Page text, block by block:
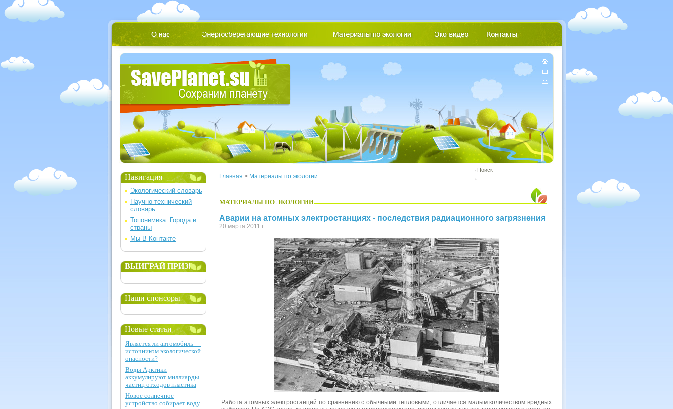
Главная > Материалы по экологии
МАТЕРИАЛЫ ПО ЭКОЛОГИИ
Аварии на атомных электростанциях - последствия радиационного загрязнения
20 марта 2011 г.
Работа атомных электростанций по сравнению с обычными тепловыми, отличается малым количеством вредных
Навигация
Экологический словарь
Научно-технический
словарь
Топонимика. Города и
страны
Мы В Контакте
ВЫИГРАЙ ПРИЗ!
Наши спонсоры
Новые статьи
Является ли автомобиль —
источником экологической
опасности?
Воды Арктики
аккумулируют миллиарды
частиц отходов пластика
Новое солнечное
устройство собирает воду